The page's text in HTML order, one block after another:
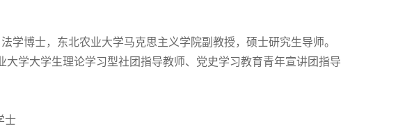
学博士，东北农业大学马克思主义学院副教授，硕士研究生导师。
学大学生理论学习型社团指导教师、党史学习教育青年宣讲团指导
士